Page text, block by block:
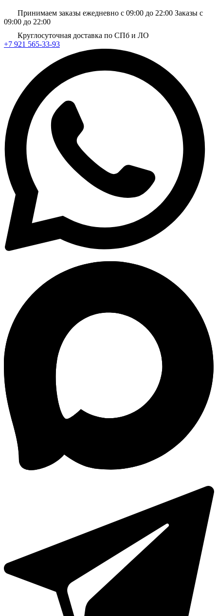
Принимаем заказы ежедневно с 09:00 до 22:00 Заказы с
09:00 до 22:00
Круглосуточная доставка по СПб и ЛО
+7 921 565-33-93